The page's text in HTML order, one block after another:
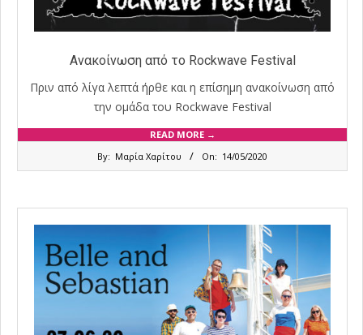
Ανακοίνωση από το Rockwave Festival
Πριν από λίγα λεπτά ήρθε και η επίσημη ανακοίνωση από
την ομάδα του Rockwave Festival
READ MORE →
By: Μαρία Χαρίτου On: 14/05/2020